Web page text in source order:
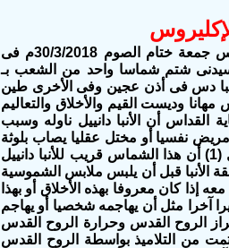
جمعة ختام الصوم
30/3/2018م فى
سيدنىشتم شماسا واحد من الشعب بـ
دس فى أذن عجين وفى الأخرى طين
وديست القيم والأخلاق والتعاليم
أن الأنبا دانييل ناوله وسبب
نفسيا أو مختل عقليا يصاب بلوثة
عقلية بين الحين والآخر .. ونحن نطرح الأسباب التالية للمناقشة ونقول (1) أن هذا الشماس قريب للأنبا دانييل
الأنبا قبل أن يلبس ملابس الشموسية
كان معروفا بهذه الأخلاق أو بهذا
آخرا مثل أن يهاجمه شخصيا أو يهاجم
الروح القدس وحرارة الروح القدس
من التلاميذ بواسطة الروح القدس